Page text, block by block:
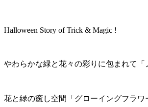
Halloween Story of Trick & Magic !
やわらかな緑と花々の彩りに包まれて「
花と緑の癒し空間「グローイングフラワ